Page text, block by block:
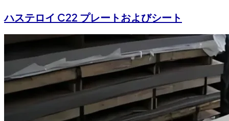
ハステロイ C22 プレートおよびシート